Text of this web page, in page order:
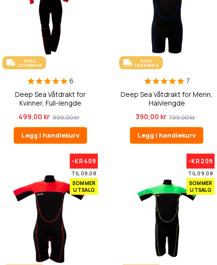
RASK
LEVERANS
6
Deep Sea Våtdrakt for
Kvinner, Full-lengde
499,00 kr 999,00 kr
Legg i handlekurv
RASK
LEVERANS
7
Deep Sea Våtdrakt for Menn,
Halvlengde
390,00 kr 799,00 kr
Legg i handlekurv
-KR 409
TIL 09.08
SOMMER
UTSALG
-KR 209
TIL 09.08
SOMMER
UTSALG